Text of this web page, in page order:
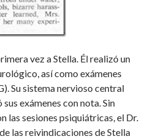
vez a Stella. Él realizó un
así como exámenes
Su sistema nervioso central
exámenes con nota. Sin
las sesiones psiquiátricas, el Dr.
las reivindicaciones de Stella